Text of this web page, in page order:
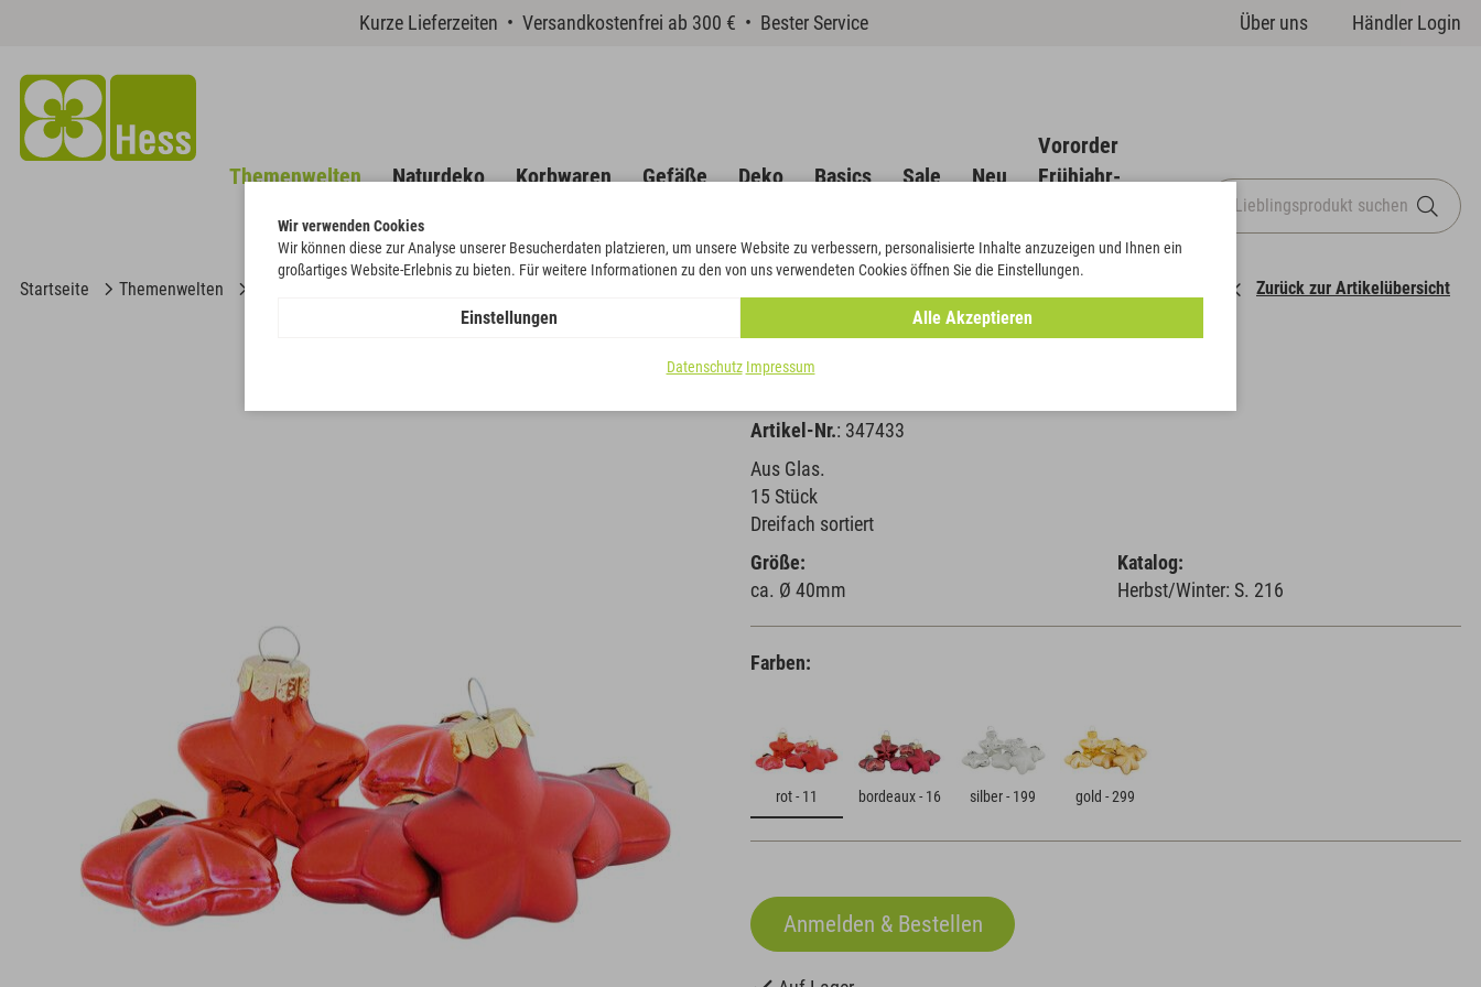
Kurze Lieferzeiten • Versandkostenfrei ab 300 € • Bester Service Über uns Händler Login
Themenwelten Naturdeko Korbwaren Gefäße Deko Basics Sale Neu
Vororder
Frühjahr-
Startseite Themenwelten Zurück zur Artikelübersicht
Stern
Artikel-Nr.: 347433
Aus Glas.
15 Stück
Dreifach sortiert
Größe:
ca. Ø 40mm
Katalog:
Herbst/Winter: S. 216
Farben:
rot - 11 bordeaux - 16 silber - 199 gold - 299
Wir verwenden Cookies
Wir können diese zur Analyse unserer Besucherdaten platzieren, um unsere Website zu verbessern, personalisierte Inhalte anzuzeigen und Ihnen ein
großartiges Website-Erlebnis zu bieten. Für weitere Informationen zu den von uns verwendeten Cookies öffnen Sie die Einstellungen.
Einstellungen Alle Akzeptieren
Datenschutz Impressum